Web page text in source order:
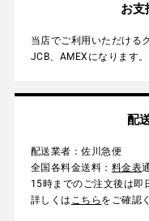
お支
当店でご利用いただける
JCB、AMEXになります
配
配送業者：佐川急便
全国各料金送料： 料金表
15時までのご注文後は即
詳しくは こちら をご確認